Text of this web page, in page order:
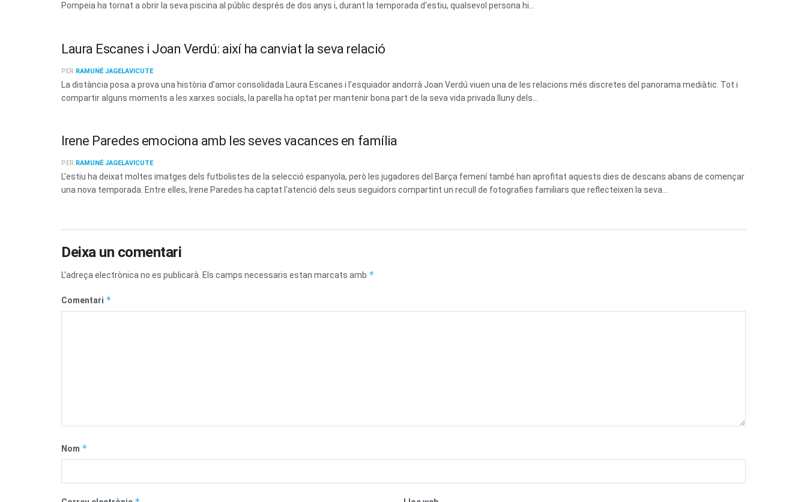
Pompeia ha tornat a obrir la seva piscina al públic després de dos anys i, durant la temporada d'estiu, qualsevol persona hi...
Laura Escanes i Joan Verdú: així ha canviat la seva relació
PER RAMUNÉ JAGELAVICUTE
La distància posa a prova una història d’amor consolidada Laura Escanes i l’esquiador andorrà Joan Verdú viuen una de les relacions més discretes del panorama mediàtic. Tot i
compartir alguns moments a les xarxes socials, la parella ha optat per mantenir bona part de la seva vida privada lluny dels...
Irene Paredes emociona amb les seves vacances en família
PER RAMUNÉ JAGELAVICUTE
L'estiu ha deixat moltes imatges dels futbolistes de la selecció espanyola, però les jugadores del Barça femení també han aprofitat aquests dies de descans abans de començar
una nova temporada. Entre elles, Irene Paredes ha captat l'atenció dels seus seguidors compartint un recull de fotografies familiars que reflecteixen la seva...
Deixa un comentari
L'adreça electrònica no es publicarà. Els camps necessaris estan marcats amb *
Comentari *
Nom *